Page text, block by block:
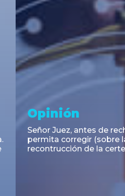
Noticia
El INAES unifica y
régimen informativo
cooperativas y mutuales